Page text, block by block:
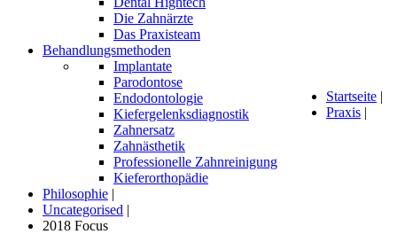
Die Zahnärzte
Das Praxisteam
Behandlungsmethoden
Implantate
Parodontose
Endodontologie
Kiefergelenksdiagnostik
Zahnersatz
Zahnästhetik
Professionelle Zahnreinigung
Kieferorthopädie
Startseite |
Praxis |
Philosophie |
Uncategorised |
2018 Focus